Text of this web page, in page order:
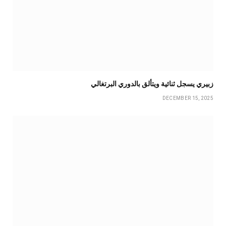
زبيري يسجل ثنائية ويتألق بالدوري البرتغالي
DECEMBER 15, 2025